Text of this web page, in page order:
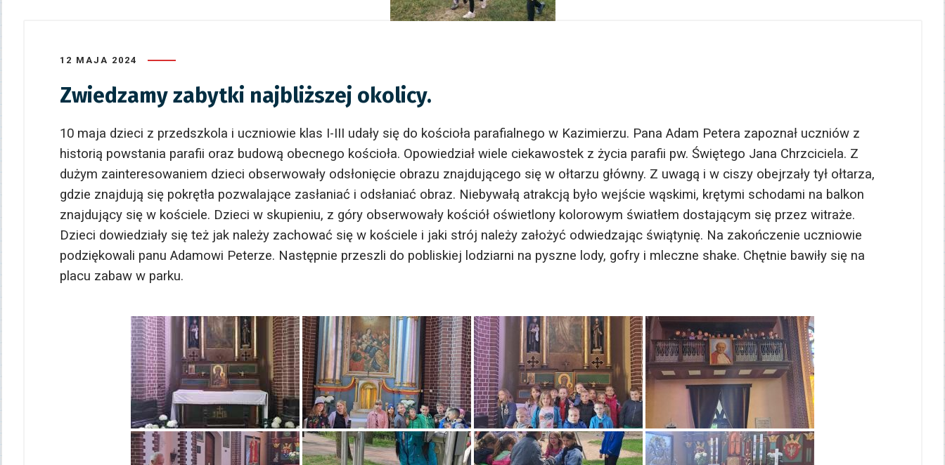
12 MAJA 2024
Zwiedzamy zabytki najbliższej okolicy.
10 maja dzieci z przedszkola i uczniowie klas I-III udały się do kościoła parafialnego w Kazimierzu. Pana Adam Petera zapoznał uczniów z
historią powstania parafii oraz budową obecnego kościoła. Opowiedział wiele ciekawostek z życia parafii pw. Świętego Jana Chrzciciela. Z
dużym zainteresowaniem dzieci obserwowały odsłonięcie obrazu znajdującego się w ołtarzu główny. Z uwagą i w ciszy obejrzały tył ołtarza,
gdzie znajdują się pokrętła pozwalające zasłaniać i odsłaniać obraz. Niebywałą atrakcją było wejście wąskimi, krętymi schodami na balkon
znajdujący się w kościele. Dzieci w skupieniu, z góry obserwowały kościół oświetlony kolorowym światłem dostającym się przez witraże.
Dzieci dowiedziały się też jak należy zachować się w kościele i jaki strój należy założyć odwiedzając świątynię. Na zakończenie uczniowie
podziękowali panu Adamowi Peterze. Następnie przeszli do pobliskiej lodziarni na pyszne lody, gofry i mleczne shake. Chętnie bawiły się na
placu zabaw w parku.